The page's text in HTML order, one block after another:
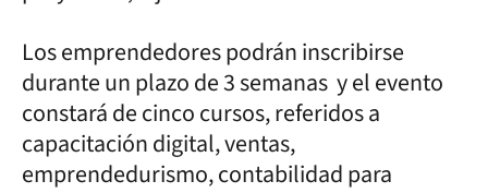
Los emprendedores podrán inscribirse
durante un plazo de 3 semanas y el evento
constará de cinco cursos, referidos a
capacitación digital, ventas,
emprendedurismo, contabilidad para